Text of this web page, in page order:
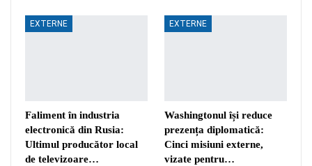
EXTERNE
Faliment în industria
electronică din Rusia:
Ultimul producător local
de televizoare…
EXTERNE
Washingtonul își reduce
prezența diplomatică:
Cinci misiuni externe,
vizate pentru…